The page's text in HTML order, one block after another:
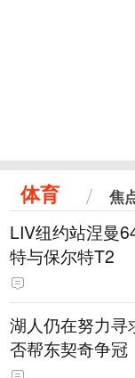
体育 焦
LIV纽约站涅曼
特与保尔特T2
湖人仍在努力寻
否帮东契奇争冠